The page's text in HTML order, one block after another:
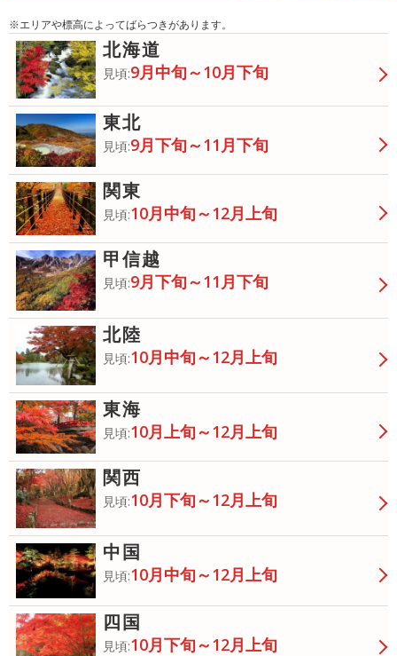
※エリアや標高によってばらつきがあります。
北海道
見頃:9月中旬～10月下旬
東北
見頃:9月下旬～11月下旬
関東
見頃:10月中旬～12月上旬
甲信越
見頃:9月下旬～11月下旬
北陸
見頃:10月中旬～12月上旬
東海
見頃:10月上旬～12月上旬
関西
見頃:10月下旬～12月上旬
中国
見頃:10月中旬～12月上旬
四国
見頃:10月下旬～12月上旬